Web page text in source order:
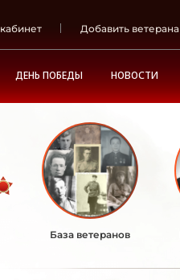
Добавить ветерана
ДЕНЬ ПОБЕДЫ НОВОСТИ
База ветеранов